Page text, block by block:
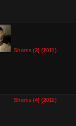
Shorts (2) (2011)
Shorts (4) (2011)